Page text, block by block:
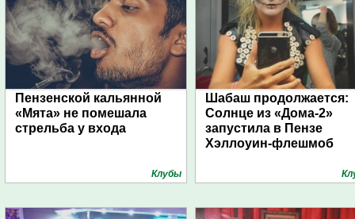
Пензенской кальянной
«Мята» не помешала
стрельба у входа
Клубы
Шабаш продолжается:
Солнце из «Дома-2»
запустила в Пензе
Хэллоуин-флешмоб